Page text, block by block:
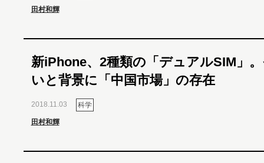
田村和輝
新iPhone、2種類の「デュアルSIM」
いと背景に「中国市場」の存在
2018.11.03 科学
田村和輝